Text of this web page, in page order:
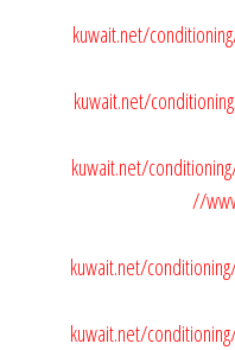
kuwait.net/
kuwait.net/
kuwait.net/
//
kuwait.net/
kuwait.net/